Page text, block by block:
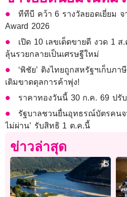
ทีทีบี คว้า 6 รางวัลยอดเยี่ยม จ
Award 2026
เปิด 10 เลขเด็ดขายดี งวด 1
ลุ้นรวยกลายเป็นเศรษฐีใหม่
‘พิชัย’ ติงไทยถูกสหรัฐฯเก็บภา
เติมขาดดุลการค้าพุ่ง!
ราคาทองวันนี้ 30 ก.ค. 69 ปรั
รัฐบาลชวนยื่นอุทธรณ์บัตรคนจ
ไม่ผ่าน’ รับสิทธิ 1 ต.ค.นี้
ข่าวล่าสุด